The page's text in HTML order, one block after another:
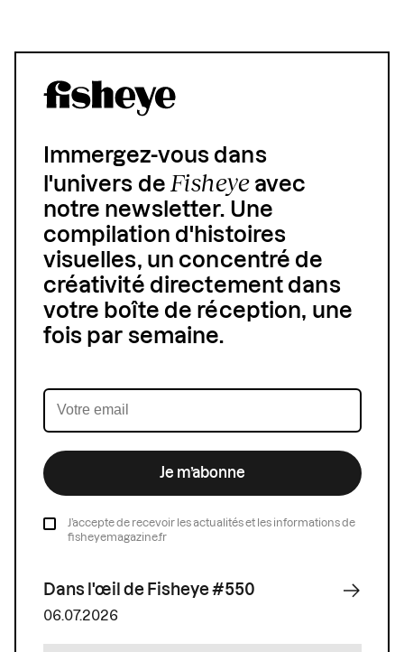
Immergez-vous dans
l'univers deFisheyeavec
notre newsletter. Une
compilation d'histoires
visuelles, un concentré de
créativité directement dans
votre boîte de réception, une
fois par semaine.
Je m’abonne
J’accepte de recevoir les actualités et les informations de
fisheyemagazine.fr
Dans l'œil de Fisheye #550
06.07.2026